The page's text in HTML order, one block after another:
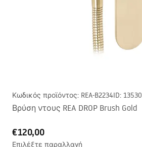
Κωδικός προϊόντος: REA-B2234ID: 13530
Βρύση ντους REA DROP Brush Gold
€120,00
Επιλέξτε παραλλαγή